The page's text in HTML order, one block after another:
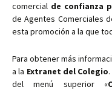
comercial de confianza
de Agentes Comerciales
esta promoción a la que
Para obtener más
a la Extranet del Colegio
del menú superior «